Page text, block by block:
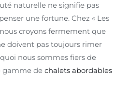
naturelle ne signifie pas
une fortune. Chez « Les
croyons fermement que
doivent pas toujours rimer
nous sommes fiers de
gamme de chalets abordables